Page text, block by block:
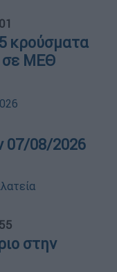
κρούσματα
σε ΜΕΘ
07/08/2026
στην